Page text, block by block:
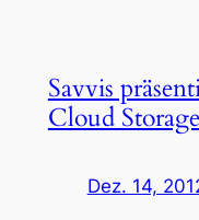
Savvis
Cloud Storage
Dez. 14,